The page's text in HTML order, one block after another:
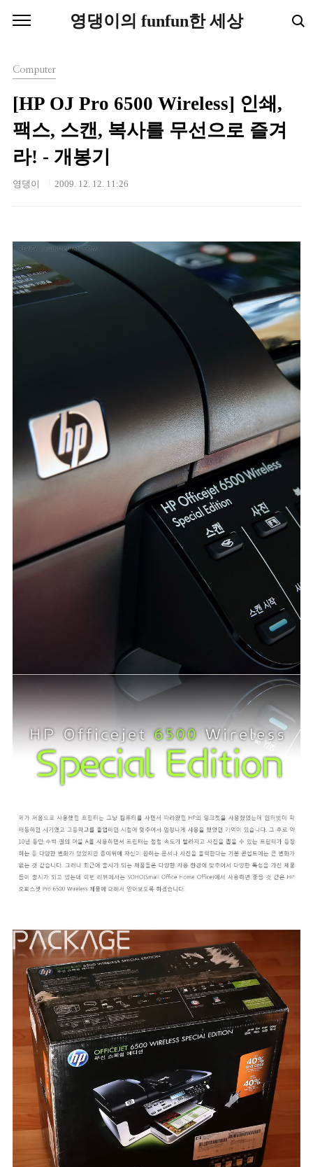
영댕이의 funfun한 세상
Computer
[HP OJ Pro 6500 Wireless] 인쇄,
팩스, 스캔, 복사를 무선으로 즐겨
라! - 개봉기
영댕이 2009. 12. 12. 11:26